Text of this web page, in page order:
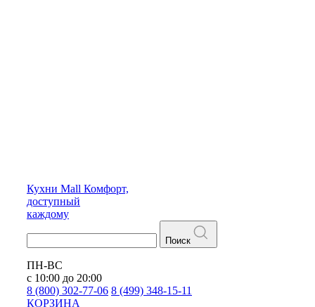
Кухни Mall Комфорт,
доступный
каждому
Поиск
ПН-ВС
с 10:00 до 20:00
8 (800) 302-77-06 8 (499) 348-15-11
КОРЗИНА